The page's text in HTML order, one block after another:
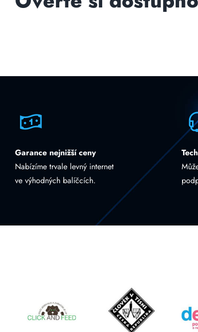
Garance nejnižší ceny
Nabízíme trvale levný internet
ve výhodných balíčcích.